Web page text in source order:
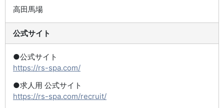
高田馬場
公式サイト
●公式サイト
https://rs-spa.com/
●求人用 公式サイト
https://rs-spa.com/recruit/